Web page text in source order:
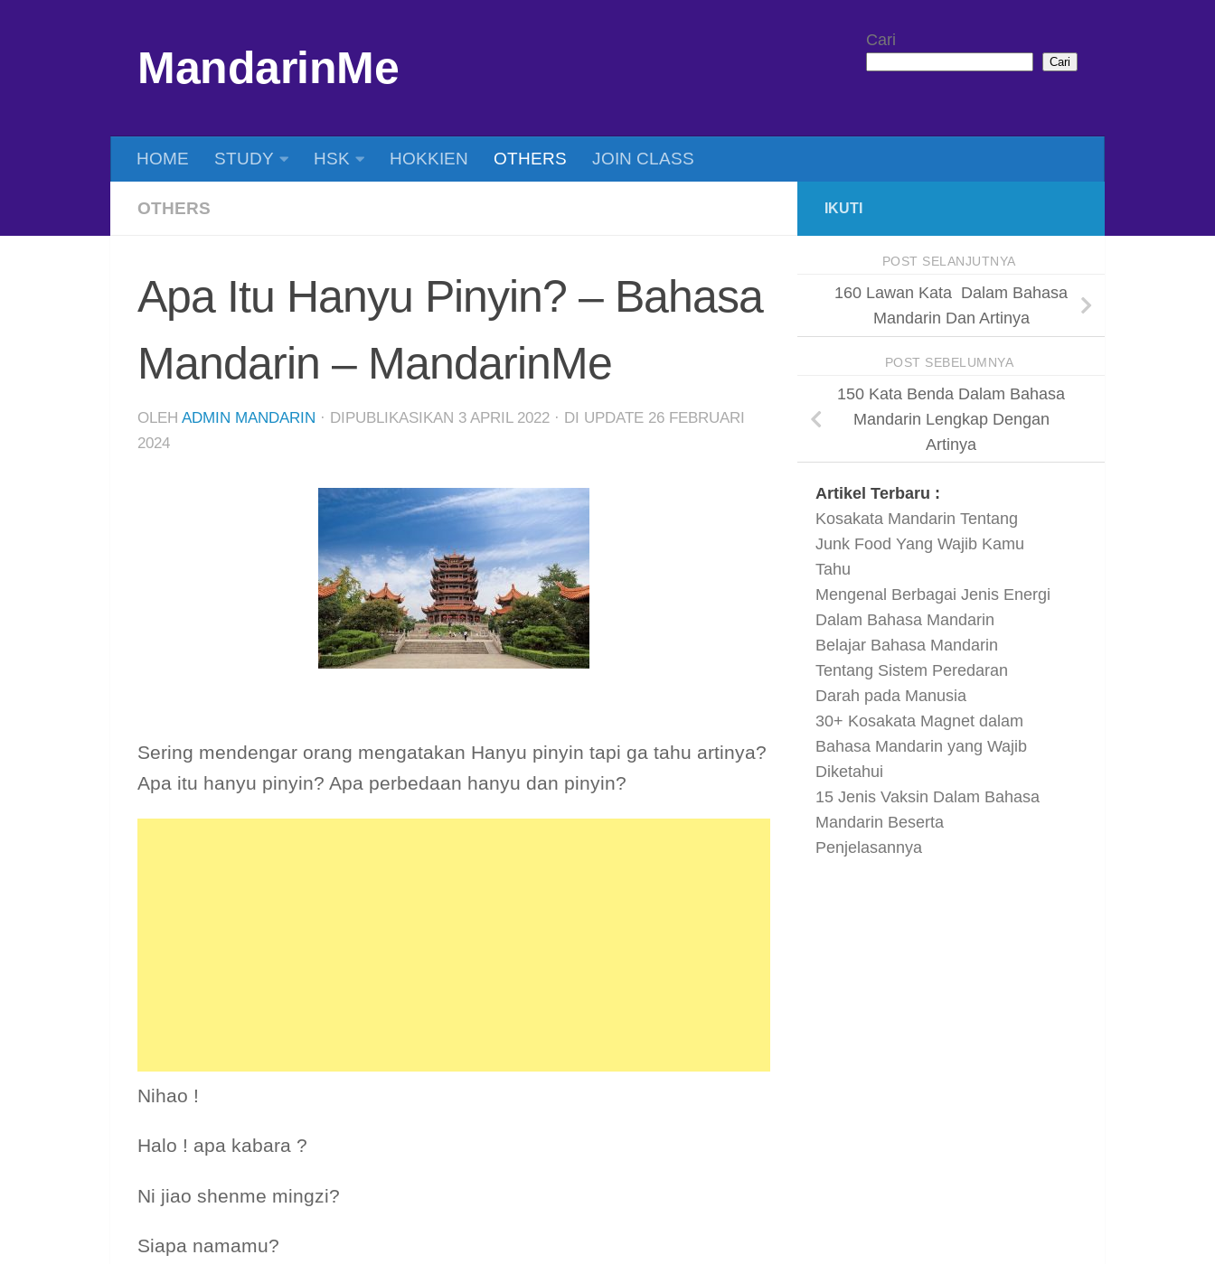
MandarinMe
Cari
Cari
HOME STUDY HSK HOKKIEN OTHERS JOIN CLASS
OTHERS
Apa Itu Hanyu Pinyin? – Bahasa
Mandarin – MandarinMe
OLEH ADMIN MANDARIN · DIPUBLIKASIKAN 3 APRIL 2022 · DI UPDATE 26 FEBRUARI
2024
Sering mendengar orang mengatakan Hanyu pinyin tapi ga tahu artinya?
Apa itu hanyu pinyin? Apa perbedaan hanyu dan pinyin?
Nihao !
Halo ! apa kabara ?
Ni jiao shenme mingzi?
Siapa namamu?
IKUTI
POST SELANJUTNYA
160 Lawan Kata Dalam Bahasa
Mandarin Dan Artinya
POST SEBELUMNYA
150 Kata Benda Dalam Bahasa
Mandarin Lengkap Dengan
Artinya
Artikel Terbaru :
Kosakata Mandarin Tentang
Junk Food Yang Wajib Kamu
Tahu
Mengenal Berbagai Jenis Energi
Dalam Bahasa Mandarin
Belajar Bahasa Mandarin
Tentang Sistem Peredaran
Darah pada Manusia
30+ Kosakata Magnet dalam
Bahasa Mandarin yang Wajib
Diketahui
15 Jenis Vaksin Dalam Bahasa
Mandarin Beserta
Penjelasannya